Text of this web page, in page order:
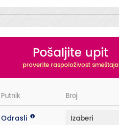
Pošaljite upit
proverite raspoloživost smeštaja
Putnik Broj
Odrasli